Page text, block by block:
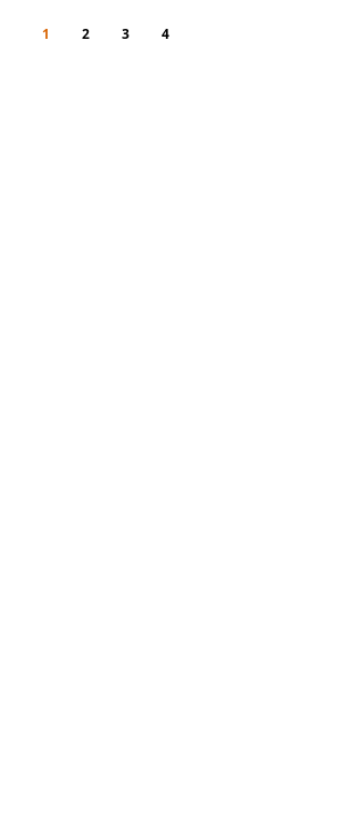
Seite
You're currently reading page
1 Seite
2 Seite
3 Seite
4